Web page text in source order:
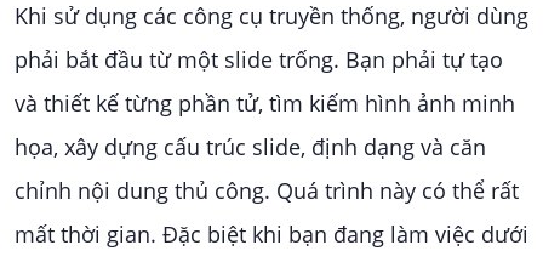
Khi sử dụng các công cụ truyền thống, người dùng
phải bắt đầu từ một slide trống. Bạn phải tự tạo
và thiết kế từng phần tử, tìm kiếm hình ảnh minh
họa, xây dựng cấu trúc slide, định dạng và căn
chỉnh nội dung thủ công. Quá trình này có thể rất
mất thời gian. Đặc biệt khi bạn đang làm việc dưới